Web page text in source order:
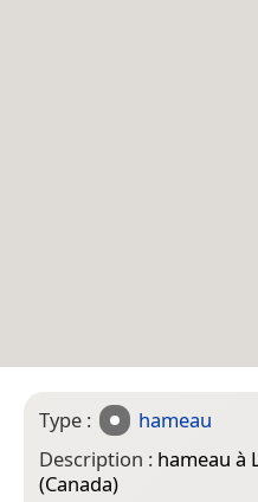
Type :
hameau
Description : hameau à
(Canada)